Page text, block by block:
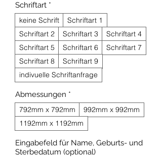
Schriftart *
keine Schrift
Schriftart 1
Schriftart 2
Schriftart 3
Schriftart 4
Schriftart 5
Schriftart 6
Schriftart 7
Schriftart 8
Schriftart 9
indivuelle Schriftanfrage
Abmessungen *
792mm x 792mm
992mm x 992mm
1192mm x 1192mm
Eingabefeld für Name, Geburts- und
Sterbedatum (optional)